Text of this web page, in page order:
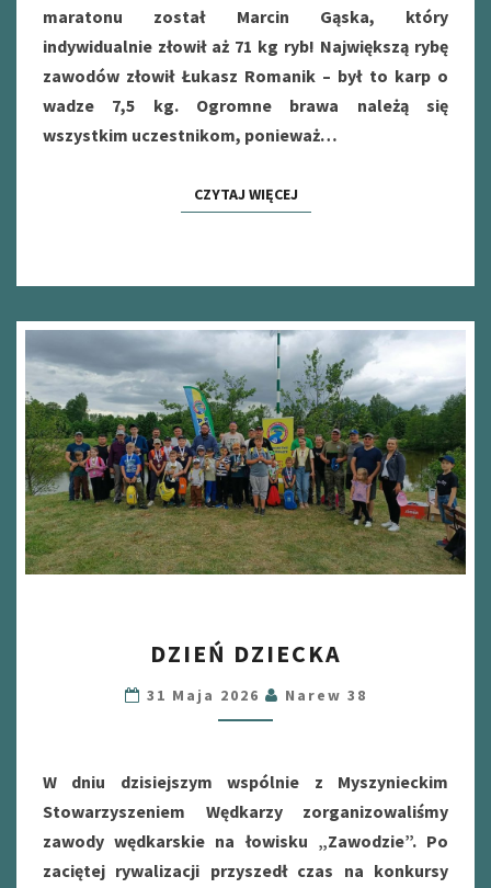
maratonu został Marcin Gąska, który
indywidualnie złowił aż 71 kg ryb! Największą rybę
zawodów złowił Łukasz Romanik – był to karp o
wadze 7,5 kg. Ogromne brawa należą się
wszystkim uczestnikom, ponieważ…
CZYTAJ WIĘCEJCZYTAJ WIĘCEJ
DZIECKA
DZIEŃ DZIECKA
31 Maja 2026 Narew 38
W dniu dzisiejszym wspólnie z Myszynieckim
Stowarzyszeniem Wędkarzy zorganizowaliśmy
zawody wędkarskie na łowisku „Zawodzie”. Po
zaciętej rywalizacji przyszedł czas na konkursy